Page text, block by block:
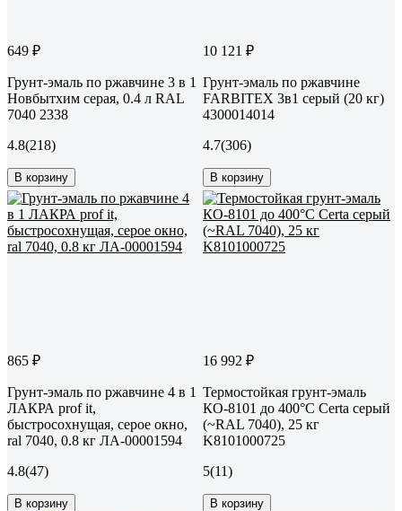
649 ₽
Грунт-эмаль по ржавчине 3 в 1
Новбытхим серая, 0.4 л RAL
7040 2338
4.8(218)
В корзину
10 121 ₽
Грунт-эмаль по ржавчине
FARBITEX 3в1 серый (20 кг)
4300014014
4.7(306)
В корзину
865 ₽
Грунт-эмаль по ржавчине 4 в 1
ЛАКРА prof it,
быстросохнущая, серое окно,
ral 7040, 0.8 кг ЛА-00001594
4.8(47)
В корзину
16 992 ₽
Термостойкая грунт-эмаль
КО-8101 до 400°С Certa серый
(~RAL 7040), 25 кг
K8101000725
5(11)
В корзину